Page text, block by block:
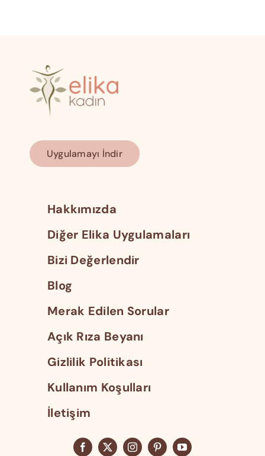
Uygulamayı İndir
Hakkımızda
Diğer Elika Uygulamaları
Bizi Değerlendir
Blog
Merak Edilen Sorular
Açık Rıza Beyanı
Gizlilik Politikası
Kullanım Koşulları
İletişim